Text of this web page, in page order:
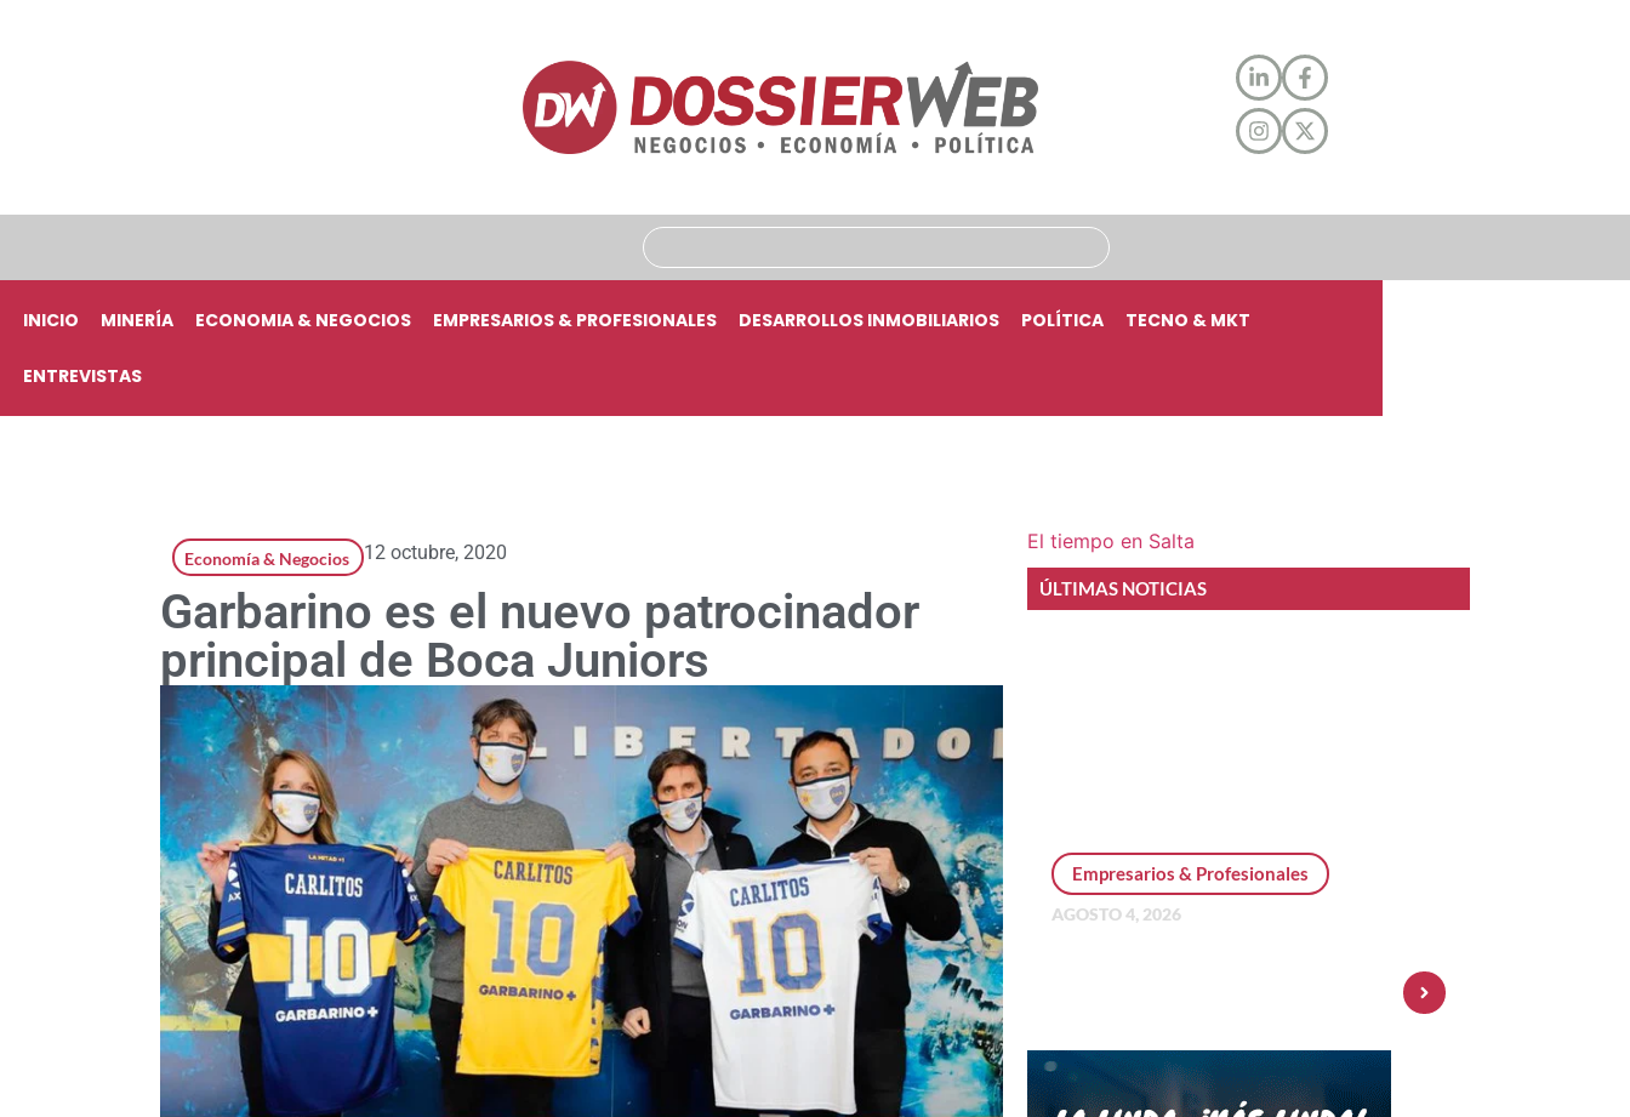
INICIO MINERÍA ECONOMIA & NEGOCIOS EMPRESARIOS & PROFESIONALES DESARROLLOS INMOBILIARIOS POLÍTICA TECNO & MKT
ENTREVISTAS
Economía & Negocios 12 octubre, 2020
Garbarino es el nuevo patrocinador
principal de Boca Juniors
El tiempo en Salta
ÚLTIMAS NOTICIAS
Empresarios & Profesionales
AGOSTO 4, 2026